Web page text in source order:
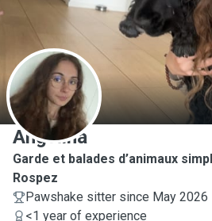
A
Angelina
Garde et balades d’animaux
Rospez
Pawshake sitter since May 2026
<1 year of experience